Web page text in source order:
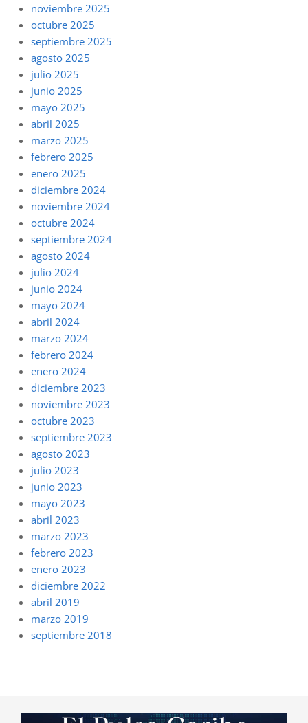
noviembre 2025
octubre 2025
septiembre 2025
agosto 2025
julio 2025
junio 2025
mayo 2025
abril 2025
marzo 2025
febrero 2025
enero 2025
diciembre 2024
noviembre 2024
octubre 2024
septiembre 2024
agosto 2024
julio 2024
junio 2024
mayo 2024
abril 2024
marzo 2024
febrero 2024
enero 2024
diciembre 2023
noviembre 2023
octubre 2023
septiembre 2023
agosto 2023
julio 2023
junio 2023
mayo 2023
abril 2023
marzo 2023
febrero 2023
enero 2023
diciembre 2022
abril 2019
marzo 2019
septiembre 2018